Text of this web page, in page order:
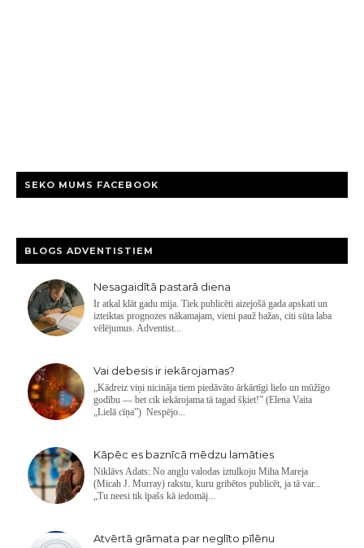
SEKO MUMS FACEBOOK
BLOGS ADVENTISTIEM
Nesagaidītā pastarā diena
Ir atkal klāt gadu mija. Tiek publicēti aizejošā gada apskati un
izteiktas prognozes nākamajam, vieni pauž bažas, citi sūta laba
vēlējumus. Adventist...
Vai debesis ir iekārojamas?
„Kādreiz viņi nicināja tiem piedāvāto ārkārtīgi lielo un mūžīgo
godību — bet cik iekārojama tā tagad šķiet!” (Elena Vaita
„Lielā cīņa”) Nespējo...
Kāpēc es baznīcā mēdzu lamāties
Niklāvs Adats: No angļu valodas iztulkoju Miha Mareja
(Micah J. Murray) rakstu, kuru gribētos publicēt, ja tā var...
„Tu neesi tik īpašs kā iedomāj...
Atvērtā grāmata par neglīto pīlēnu